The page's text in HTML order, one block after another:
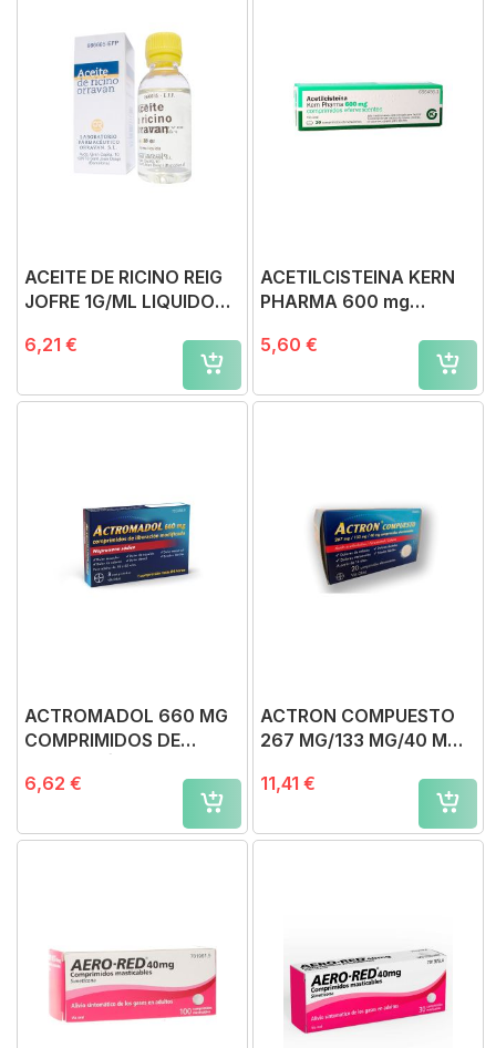
ACEITE DE RICINO REIG
JOFRE 1G/ML LIQUIDO
6,21 €
ACETILCISTEINA KERN
PHARMA 600 mg
EFERVESCENTES, 20
5,60 €
ACTROMADOL 660 MG
COMPRIMIDOS DE
MODIFICADA 8
6,62 €
ACTRON COMPUESTO
267 MG/133 MG/40 MG
EFERVESCENTES, 20
11,41 €